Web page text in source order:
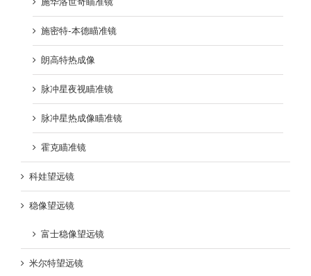
施密特-本德瞄准镜
朗高特热成像
脉冲星夜视瞄准镜
脉冲星热成像瞄准镜
霍克瞄准镜
科娃望远镜
稳像望远镜
富士稳像望远镜
米尔特望远镜